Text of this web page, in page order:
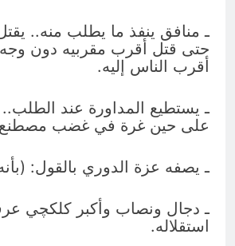
ـ منافق ينفذ ما يطلب منه..
حتى قتل أقرب مقربيه دون
أقرب الناس إليه.
ـ يستطيع المداورة عند الطلب..
على حين غرة في غضب
ـ يصفه عزة الدوري بالقول:
ـ دجال ونصاب وأكبر كلكچي
استقلاله.